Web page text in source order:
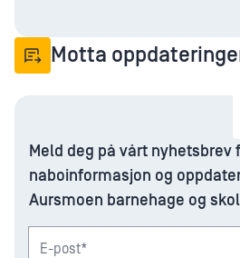
Motta
Meld deg på vårt nyhetsbrev
naboinformasjon og
Aursmoen barnehage og
E-post*